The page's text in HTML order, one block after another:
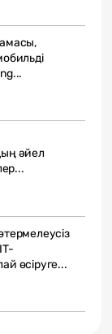
әйел
өсіруге...